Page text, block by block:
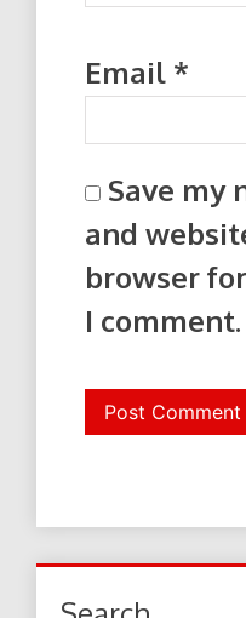
Email *
Save my
and
browser
I comment.